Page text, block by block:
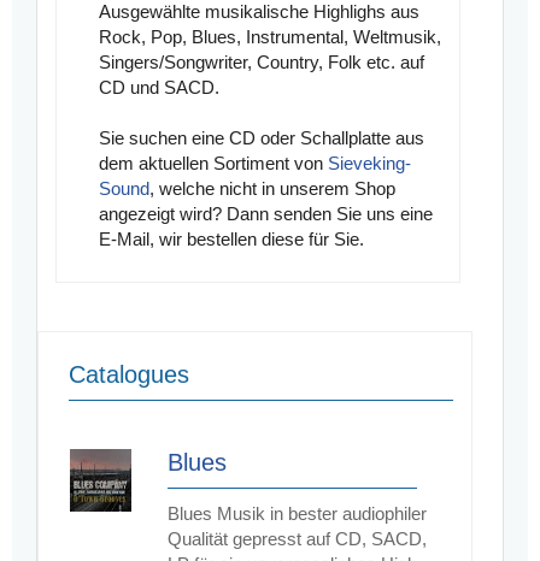
Ausgewählte musikalische Highlighs aus
Rock, Pop, Blues, Instrumental, Weltmusik,
Singers/Songwriter, Country, Folk etc. auf
CD und SACD.
Sie suchen eine CD oder Schallplatte aus
dem aktuellen Sortiment von Sieveking-
Sound, welche nicht in unserem Shop
angezeigt wird? Dann senden Sie uns eine
E-Mail, wir bestellen diese für Sie.
Catalogues
Blues
Blues Musik in bester audiophiler
Qualität gepresst auf CD, SACD,